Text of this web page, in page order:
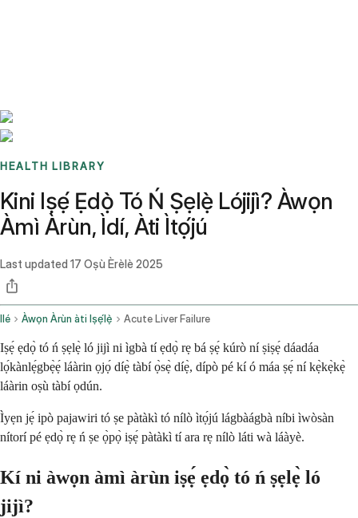
HEALTH LIBRARY
Kini Iṣẹ́ Ẹdọ̀ Tó Ń Ṣẹlẹ̀ Lójijì? Àwọn
Àmì Àrùn, Ìdí, Àti Ìtọ́jú
Last updated 17 Oṣù Èrèlè 2025
Ilé Àwọn Àrùn àti Iṣẹ́lẹ̀ Acute Liver Failure
Iṣẹ́ ẹdọ̀ tó ń ṣẹlẹ̀ ló jijì ni ìgbà tí ẹdọ̀ rẹ bá ṣẹ́ kúrò ní ṣiṣẹ́ dáadáa
lọ́kànlẹ́gbẹ̀ẹ́ láàrin ọjọ́ díẹ̀ tàbí ọ̀sẹ̀ díẹ̀, dípò pé kí ó máa ṣẹ́ ní kẹ̀kẹ̀kẹ̀
láàrin oṣù tàbí ọdún.
Ìyẹn jẹ́ ipò pajawiri tó ṣe pàtàkì tó nílò ìtọ́jú lágbàágbà níbi ìwòsàn
nítorí pé ẹdọ̀ rẹ ń ṣe ọ̀pọ̀ iṣẹ́ pàtàkì tí ara rẹ nílò láti wà láàyè.
Kí ni àwọn àmì àrùn iṣẹ́ ẹdọ̀ tó ń ṣẹlẹ̀ ló
jijì?